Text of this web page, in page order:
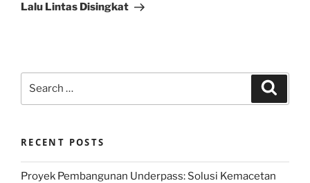
Lalu Lintas Disingkat
RECENT POSTS
Proyek Pembangunan Underpass: Solusi Kemacetan